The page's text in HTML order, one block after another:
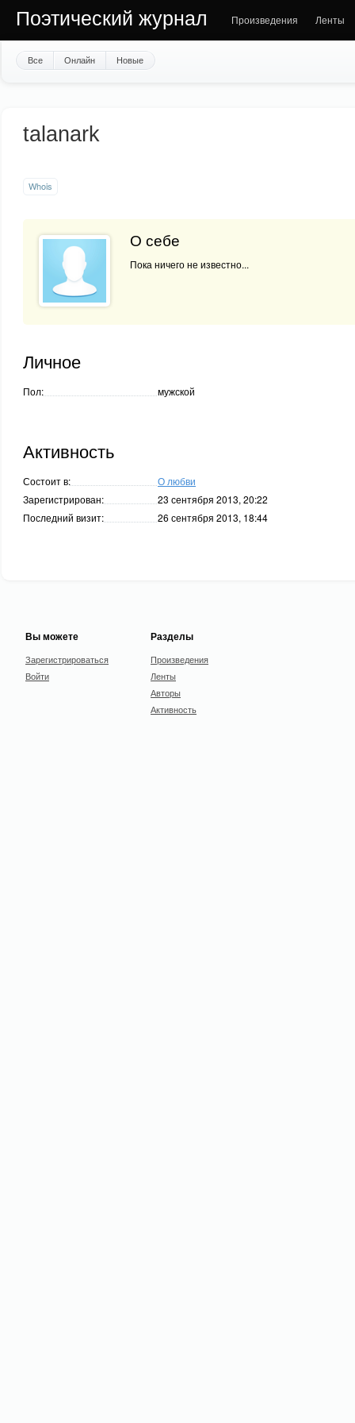
Поэтический журнал Произведения Ленты
Все Онлайн Новые
talanark
Whois
О себе
Пока ничего не известно...
Личное
Пол: мужской
Активность
Состоит в:
О любви
Зарегистрирован:
23 сентября 2013, 20:22
Последний визит:
26 сентября 2013, 18:44
Вы можете
Зарегистрироваться
Войти
Разделы
Произведения
Ленты
Авторы
Активность